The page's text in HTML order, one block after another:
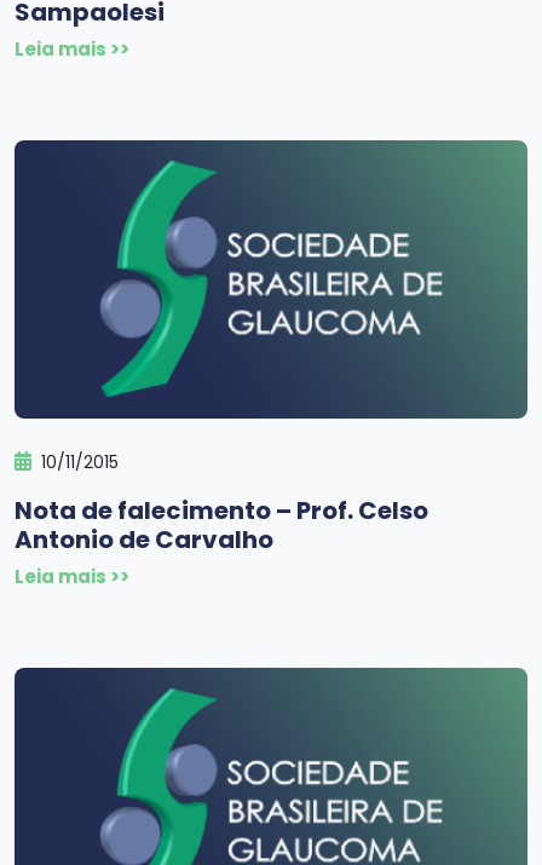
Sampaolesi
Leia mais >>
10/11/2015
Nota de falecimento – Prof. Celso
Antonio de Carvalho
Leia mais >>